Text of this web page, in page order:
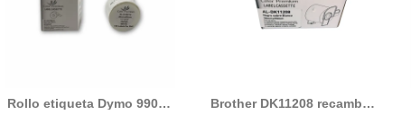
Rollo etiqueta Dymo 99010
Brother DK11208 recambio